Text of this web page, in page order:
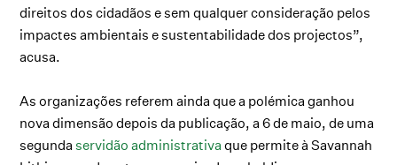
direitos dos cidadãos e sem qualquer consideração pelos
impactes ambientais e sustentabilidade dos projectos”,
acusa.
As organizações referem ainda que a polémica ganhou
nova dimensão depois da publicação, a 6 de maio, de uma
segundaservidão administrativa que permite à Savannah